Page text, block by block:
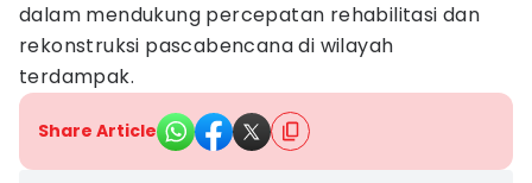
dalam mendukung percepatan rehabilitasi dan
rekonstruksi pascabencana di wilayah
terdampak.
Share Article